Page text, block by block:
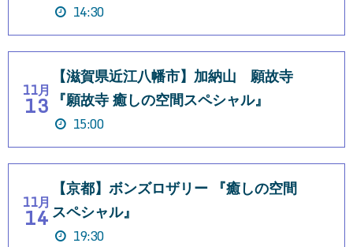
14:30
11月
13
【滋賀県近江八幡市】加納山 願故寺
『願故寺 癒しの空間スペシャル』
15:00
11月
14
【京都】ボンズロザリー 『癒しの空間
スペシャル』
19:30